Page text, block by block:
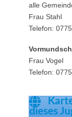
alle
Frau Stahl
Telefon:
Frau Vogel
Telefon:
dieses